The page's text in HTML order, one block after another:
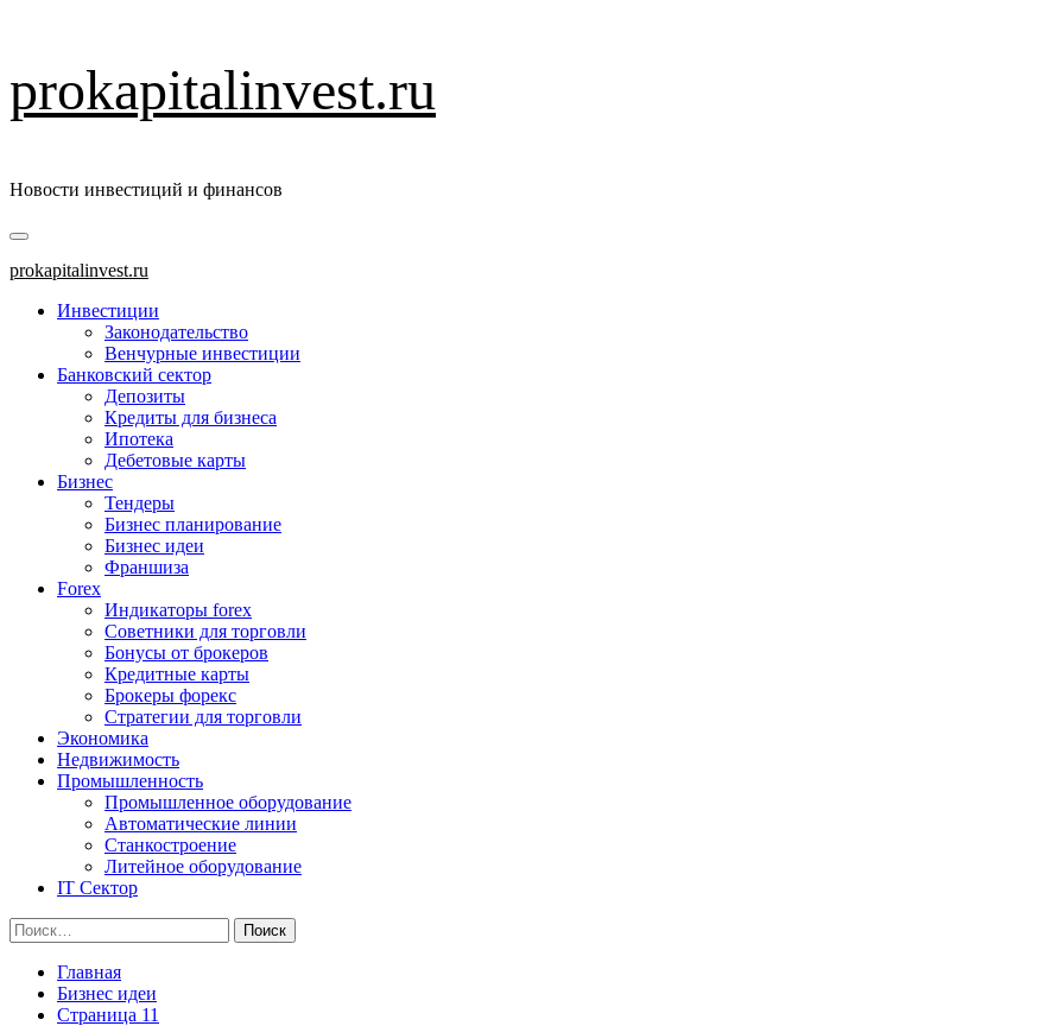
к
содержимому
prokapitalinvest.ru
Новости инвестиций и финансов
Основное
меню
prokapitalinvest.ru
Инвестиции
Законодательство
Венчурные инвестиции
Банковский сектор
Депозиты
Кредиты для бизнеса
Ипотека
Дебетовые карты
Бизнес
Тендеры
Бизнес планирование
Бизнес идеи
Франшиза
Forex
Индикаторы forex
Советники для торговли
Бонусы от брокеров
Кредитные карты
Брокеры форекс
Стратегии для торговли
Экономика
Недвижимость
Промышленность
Промышленное оборудование
Автоматические линии
Станкостроение
Литейное оборудование
IT Сектор
Найти:
Главная
Бизнес идеи
Страница 11